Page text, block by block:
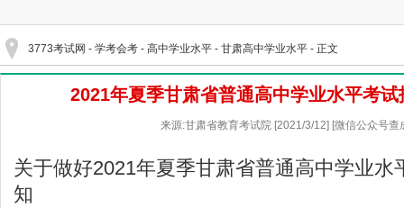
3773考试网 - 学考会考 - 高中学业水平 - 甘肃高中学业水平 - 正文
2021年夏季甘肃省普通高中学业水平考
来源:甘肃省教育考试院 [2021/3/12] [微信公众号查
关于做好2021年夏季甘肃省普通高中学业水
知